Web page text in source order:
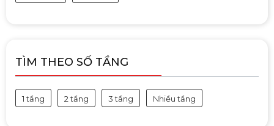
TÌM THEO SỐ TẦNG
1 tầng 2 tầng 3 tầng Nhiều tầng